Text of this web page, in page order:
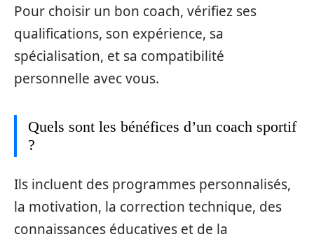
Pour choisir un bon coach, vérifiez ses
qualifications, son expérience, sa
spécialisation, et sa compatibilité
personnelle avec vous.
Quels sont les bénéfices d’un coach sportif
?
Ils incluent des programmes personnalisés,
la motivation, la correction technique, des
connaissances éducatives et de la